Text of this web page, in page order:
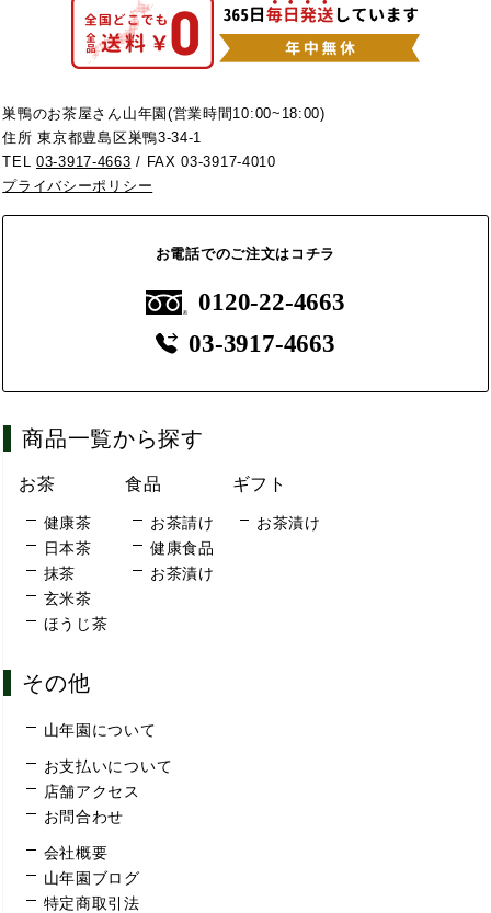
巣鴨のお茶屋さん山年園(営業時間10:00~18:00)
住所 東京都豊島区巣鴨3-34-1
TEL03-3917-4663 / FAX 03-3917-4010
プライバシーポリシー
お電話でのご注文はコチラ
0120-22-4663
03-3917-4663
商品一覧から探す
お茶
健康茶
日本茶
抹茶
玄米茶
ほうじ茶
食品
お茶請け
健康食品
お茶漬け
ギフト
お茶漬け
その他
山年園について
お支払いについて
店舗アクセス
お問合わせ
会社概要
山年園ブログ
特定商取引法